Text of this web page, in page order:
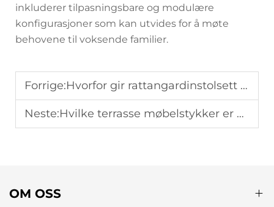
inkluderer tilpasningsbare og modulære
konfigurasjoner som kan utvides for å møte
behovene til voksende familier.
Forrige:Hvorfor gir rattangardinstolsett med puter bedre komfort?
Neste:Hvilke terrasse møbelstykker er et måste for små bybalconer?
OM OSS